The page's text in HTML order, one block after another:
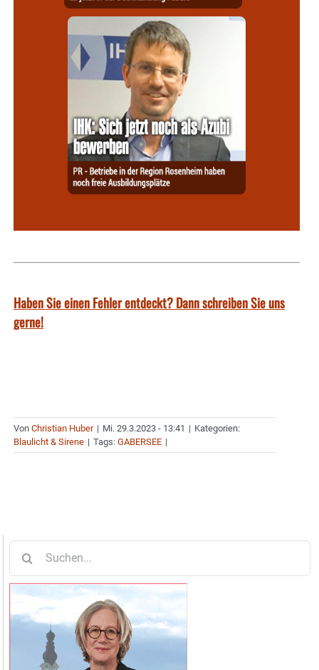
Haben Sie einen Fehler entdeckt? Dann schreiben Sie uns
gerne!
Von Christian Huber | Mi. 29.3.2023 - 13:41 | Kategorien:
Blaulicht & Sirene | Tags: GABERSEE |
nach: